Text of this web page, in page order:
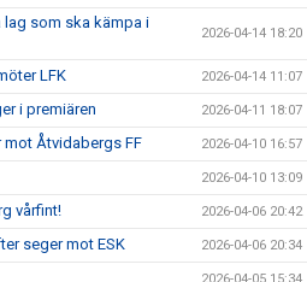
lag som ska kämpa i
2026-04-14 18:20
LFK 2026-04-14 11:07
i premiären 2026-04-11 18:07
Åtvidabergs FF 2026-04-10 16:57
2026-04-10 13:09
vårfint! 2026-04-06 20:42
seger mot ESK 2026-04-06 20:34